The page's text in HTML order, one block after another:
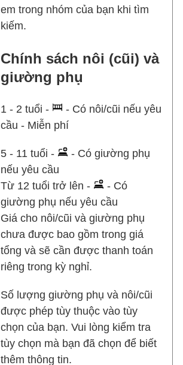
em trong nhóm của bạn khi tìm
kiếm.
Chính sách nôi (cũi) và
giường phụ
1 - 2 tuổi -
- Có nôi/cũi nếu yêu
cầu - Miễn phí
5 - 11 tuổi -
- Có giường phụ
nếu yêu cầu
Từ 12 tuổi trở lên -
- Có
giường phụ nếu yêu cầu
Giá cho nôi/cũi và giường phụ
chưa được bao gồm trong giá
tổng và sẽ cần được thanh toán
riêng trong kỳ nghỉ.
Số lượng giường phụ và nôi/cũi
được phép tùy thuộc vào tùy
chọn của bạn. Vui lòng kiểm tra
tùy chọn mà bạn đã chọn để biết
thêm thông tin.